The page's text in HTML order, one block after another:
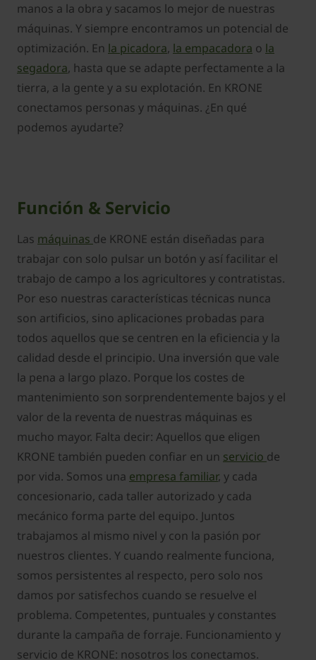
manos a la obra y sacamos lo mejor de nuestras
máquinas. Y siempre encontramos un potencial de
optimización. En la picadora, la empacadora o la
segadora, hasta que se adapte perfectamente a la
tierra, a la gente y a su explotación. En KRONE
conectamos personas y máquinas. ¿En qué
podemos ayudarte?
Función & Servicio
Las máquinas de KRONE están diseñadas para
trabajar con solo pulsar un botón y así facilitar el
trabajo de campo a los agricultores y contratistas.
Por eso nuestras características técnicas nunca
son artificios, sino aplicaciones probadas para
todos aquellos que se centren en la eficiencia y la
calidad desde el principio. Una inversión que vale
la pena a largo plazo. Porque los costes de
mantenimiento son sorprendentemente bajos y el
valor de la reventa de nuestras máquinas es
mucho mayor. Falta decir: Aquellos que eligen
KRONE también pueden confiar en un servicio de
por vida. Somos una empresa familiar, y cada
concesionario, cada taller autorizado y cada
mecánico forma parte del equipo. Juntos
trabajamos al mismo nivel y con la pasión por
nuestros clientes. Y cuando realmente funciona,
somos persistentes al respecto, pero solo nos
damos por satisfechos cuando se resuelve el
problema. Competentes, puntuales y constantes
durante la campaña de forraje. Funcionamiento y
servicio de KRONE: nosotros los conectamos.